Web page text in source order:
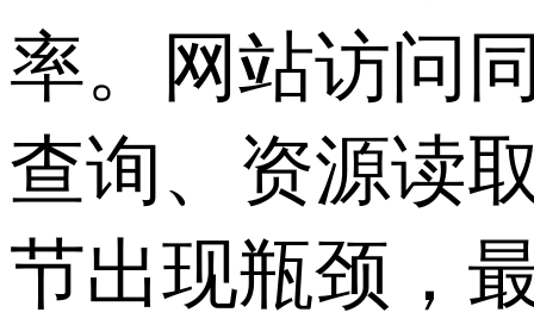
率。网站访问
查询、资源读
节出现瓶颈，